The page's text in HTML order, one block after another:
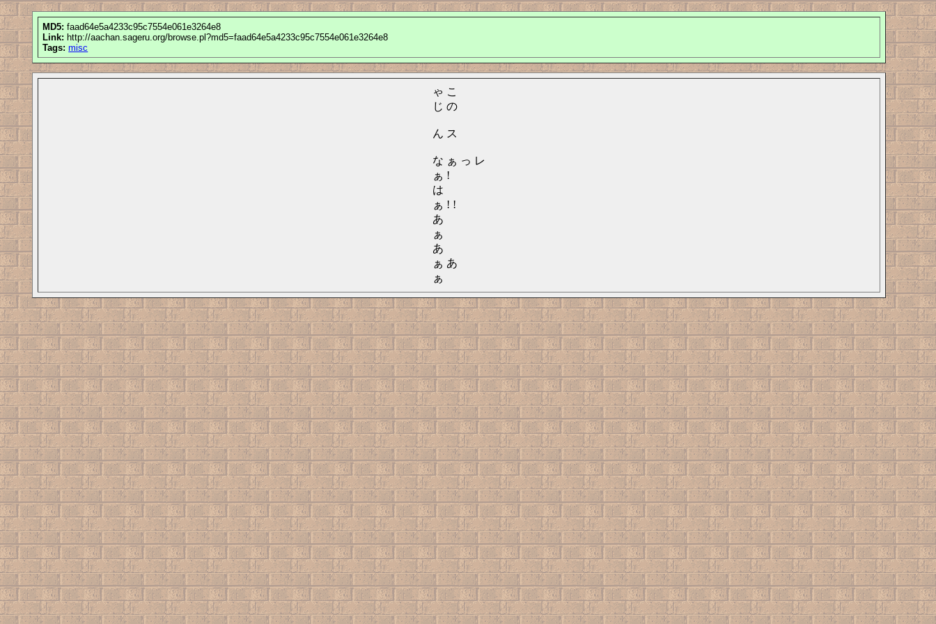
MD5: faad64e5a4233c95c7554e061e3264e8
Link: http://aachan.sageru.org/browse.pl?md5=faad64e5a4233c95c7554e061e3264e8
Tags: misc
ゃ こ
じ の
ん ス
な ぁ っ レ
ぁ !
は
ぁ ! !
あ
ぁ
あ
ぁ あ
ぁ